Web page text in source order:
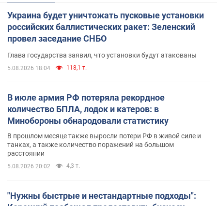
Украина будет уничтожать пусковые установки
российских баллистических ракет: Зеленский
провел заседание СНБО
Глава государства заявил, что установки будут атакованы
5.08.2026 18:04 118,1 т.
В июле армия РФ потеряла рекордное
количество БПЛА, лодок и катеров: в
Минобороны обнародовали статистику
В прошлом месяце также выросли потери РФ в живой силе и
танках, а также количество поражений на большом
расстоянии
5.08.2026 20:02 4,3 т.
"Нужны быстрые и нестандартные подходы":